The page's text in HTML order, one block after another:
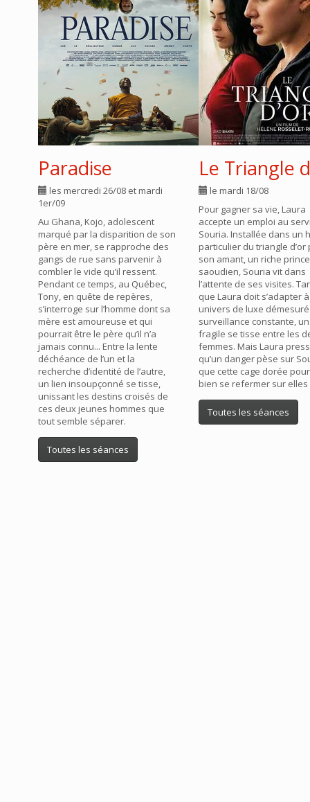
Paradise
les mercredi 26/08 et mardi
1er/09
Au Ghana, Kojo, adolescent
marqué par la disparition de son
père en mer, se rapproche des
gangs de rue sans parvenir à
combler le vide qu’il ressent.
Pendant ce temps, au Québec,
Tony, en quête de repères,
s’interroge sur l’homme dont sa
mère est amoureuse et qui
pourrait être le père qu’il n’a
jamais connu... Entre la lente
déchéance de l’un et la
recherche d’identité de l’autre,
un lien insoupçonné se tisse,
unissant les destins croisés de
ces deux jeunes hommes que
tout semble séparer.
Toutes les séances
Le Triangle
le mardi 18/08
Pour gagner sa vie, Laura
accepte un emploi au
Souria. Installée dans un
particulier du triangle d’or
son amant, un riche prince
saoudien, Souria vit dans
l’attente de ses visites.
que Laura doit s’adapter
univers de luxe
surveillance constante,
fragile se tisse entre les
femmes. Mais Laura
qu’un danger pèse sur
que cette cage dorée
bien se refermer sur elles
Toutes les séances